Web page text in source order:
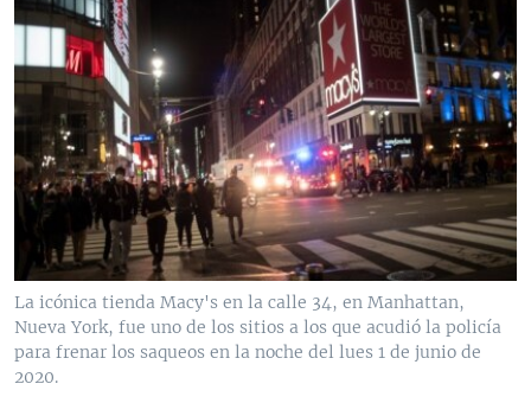
La icónica tienda Macy's en la calle 34, en Manhattan,
Nueva York, fue uno de los sitios a los que acudió la policía
para frenar los saqueos en la noche del lues 1 de junio de
2020.